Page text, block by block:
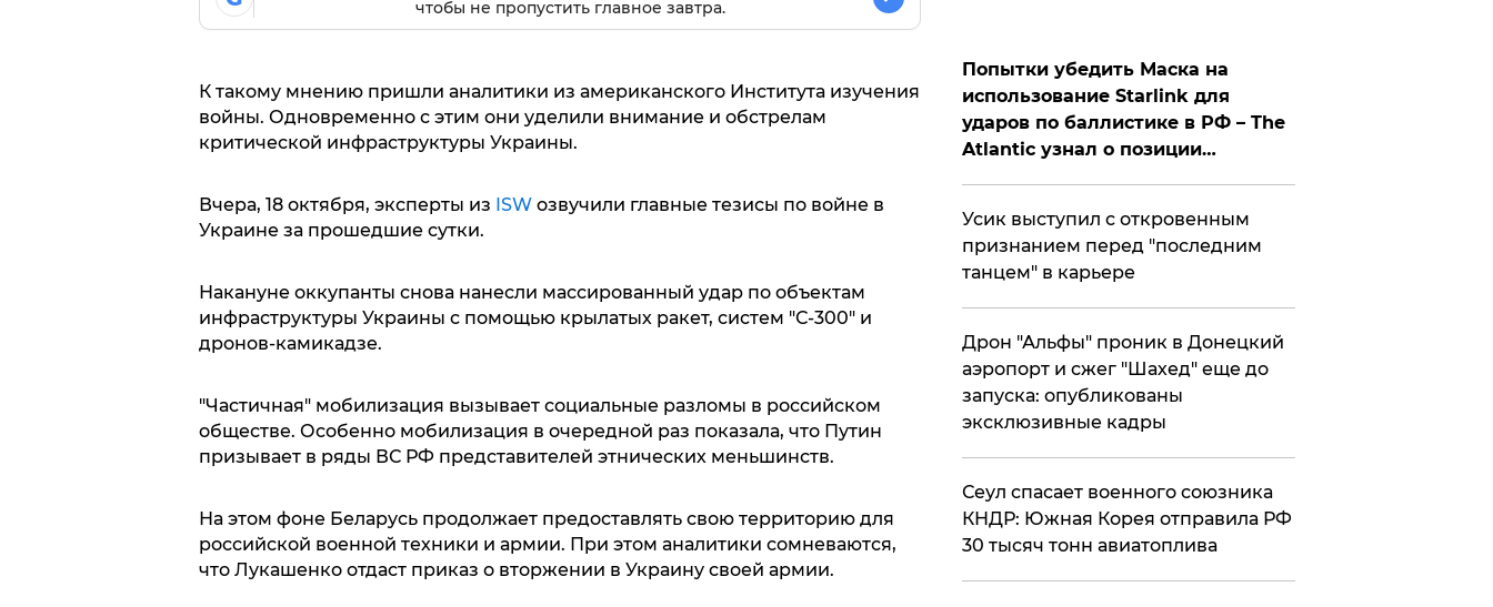
чтобы не пропустить главное завтра.
К такому мнению пришли аналитики из американского Института изучения
войны. Одновременно с этим они уделили внимание и обстрелам
критической инфраструктуры Украины.
Вчера, 18 октября, эксперты из ISWозвучили главные тезисы по войне в
Украине за прошедшие сутки.
Накануне оккупанты снова нанесли массированный удар по объектам
инфраструктуры Украины с помощью крылатых ракет, систем "С-300" и
дронов-камикадзе.
"Частичная" мобилизация вызывает социальные разломы в российском
обществе. Особенно мобилизация в очередной раз показала, что Путин
призывает в ряды ВС РФ представителей этнических меньшинств.
На этом фоне Беларусь продолжает предоставлять свою территорию для
российской военной техники и армии. При этом аналитики сомневаются,
что Лукашенко отдаст приказ о вторжении в Украину своей армии.
Попытки убедить Маска на
использование Starlink для
ударов по баллистике в РФ – The
Atlantic узнал о позиции
Усик выступил с откровенным
признанием перед "последним
танцем" в карьере
Дрон "Альфы" проник в Донецкий
аэропорт и сжег "Шахед" еще до
запуска: опубликованы
эксклюзивные кадры
​Сеул спасает военного союзника
КНДР: Южная Корея отправила РФ
30 тысяч тонн авиатоплива